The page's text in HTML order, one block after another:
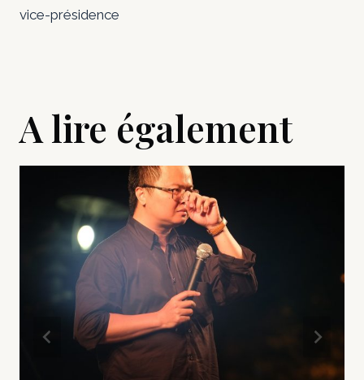
vice-présidence
A lire également